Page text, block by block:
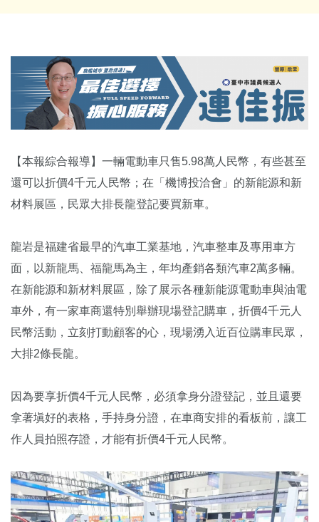
【本報綜合報導】一輛電動車只售5.98萬人民幣，有些甚至
還可以折價4千元人民幣；在「機博投洽會」的新能源和新
材料展區，民眾大排長龍登記要買新車。
龍岩是福建省最早的汽車工業基地，汽車整車及專用車方
面，以新龍馬、福龍馬為主，年均產銷各類汽車2萬多輛。
在新能源和新材料展區，除了展示各種新能源電動車與油電
車外，有一家車商還特別舉辦現場登記購車，折價4千元人
民幣活動，立刻打動顧客的心，現場湧入近百位購車民眾，
大排2條長龍。
因為要享折價4千元人民幣，必須拿身分證登記，並且還要
拿著塡好的表格，手持身分證，在車商安排的看板前，讓工
作人員拍照存證，才能有折價4千元人民幣。